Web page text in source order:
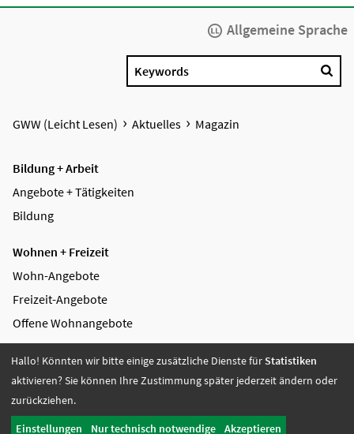
Keywords
Allgemeine Sprache
GWW (Leicht Lesen) Aktuelles Magazin
Bildung + Arbeit
Angebote + Tätigkeiten
Bildung
Wohnen + Freizeit
Wohn-Angebote
Freizeit-Angebote
Offene Wohnangebote
Fördern + Betreuen
Angebote
Werkstatt Transfer
Ansprechpartnerinnen
Hallo! Könnten wir bitte einige zusätzliche Dienste für Statistiken
aktivieren? Sie können Ihre Zustimmung später jederzeit ändern oder
zurückziehen.
Einstellungen Nur technisch notwendige Akzeptieren